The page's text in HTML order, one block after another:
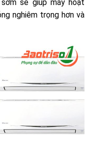
sẽ giúp máy hoạt
nghiêm trọng hơn và